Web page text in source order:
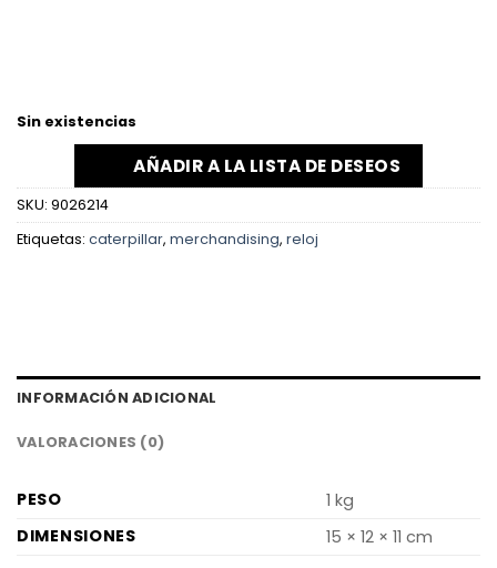
Sin existencias
AÑADIR A LA LISTA DE DESEOS
SKU: 9026214
Etiquetas: caterpillar, merchandising, reloj
INFORMACIÓN ADICIONAL
VALORACIONES (0)
PESO
1 kg
DIMENSIONES
15 × 12 × 11 cm